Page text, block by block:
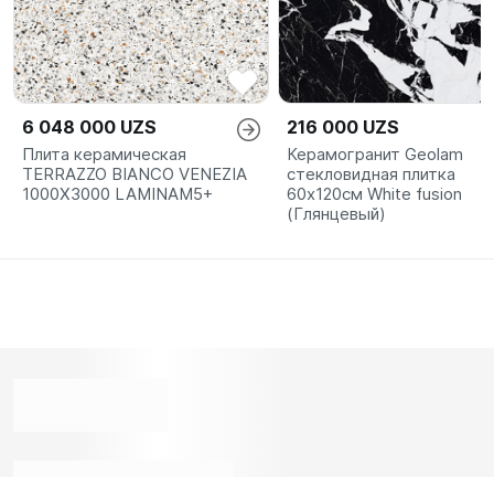
6 048 000 UZS
Плита керамическая
TERRAZZO BIANCO VENEZIA
1000X3000 LAMINAM5+
216 000 UZS
Керамогранит Geolam
стекловидная плитка
60х120см White fusion
(Глянцевый)